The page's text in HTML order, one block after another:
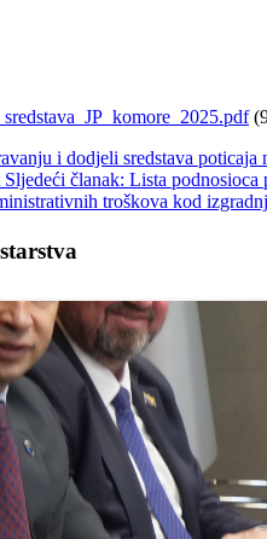
i dodjeli sredstava
Sljedeći članak: Lista
troškova kod